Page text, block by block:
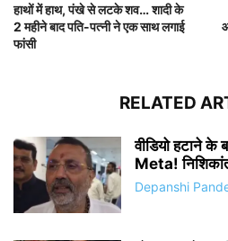
हाथों में हाथ, पंखे से लटके शव… शादी के
2 महीने बाद पति-पत्नी ने एक साथ लगाई
फांसी
RELATED
वीडियो हटाने
Meta!
Depanshi